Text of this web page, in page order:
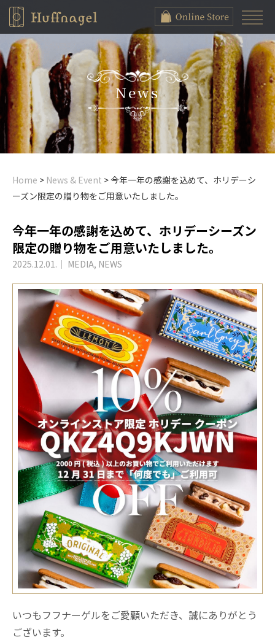
News
Home > News & Event >今年一年の感謝を込めて、ホリデーシ
ーズン限定の贈り物をご用意いたしました。
今年一年の感謝を込めて、ホリデーシーズン
限定の贈り物をご用意いたしました。
2025.12.01. ｜ MEDIA, NEWS
いつもフフナーゲルをご愛顧いただき、誠にありがとう
ございます。